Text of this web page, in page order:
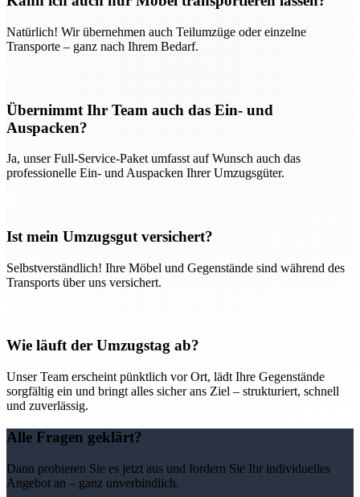
Natürlich! Wir übernehmen auch Teilumzüge oder einzelne
Transporte – ganz nach Ihrem Bedarf.
Übernimmt Ihr Team auch das Ein- und
Auspacken?
Ja, unser Full-Service-Paket umfasst auf Wunsch auch das
professionelle Ein- und Auspacken Ihrer Umzugsgüter.
Ist mein Umzugsgut versichert?
Selbstverständlich! Ihre Möbel und Gegenstände sind während des
Transports über uns versichert.
Wie läuft der Umzugstag ab?
Unser Team erscheint pünktlich vor Ort, lädt Ihre Gegenstände
sorgfältig ein und bringt alles sicher ans Ziel – strukturiert, schnell
und zuverlässig.
Alle Fragen geklärt?
Dann probieren Sie es jetzt aus und fordern Sie Ihr individuelles
Angebot an – ganz unverbindlich.